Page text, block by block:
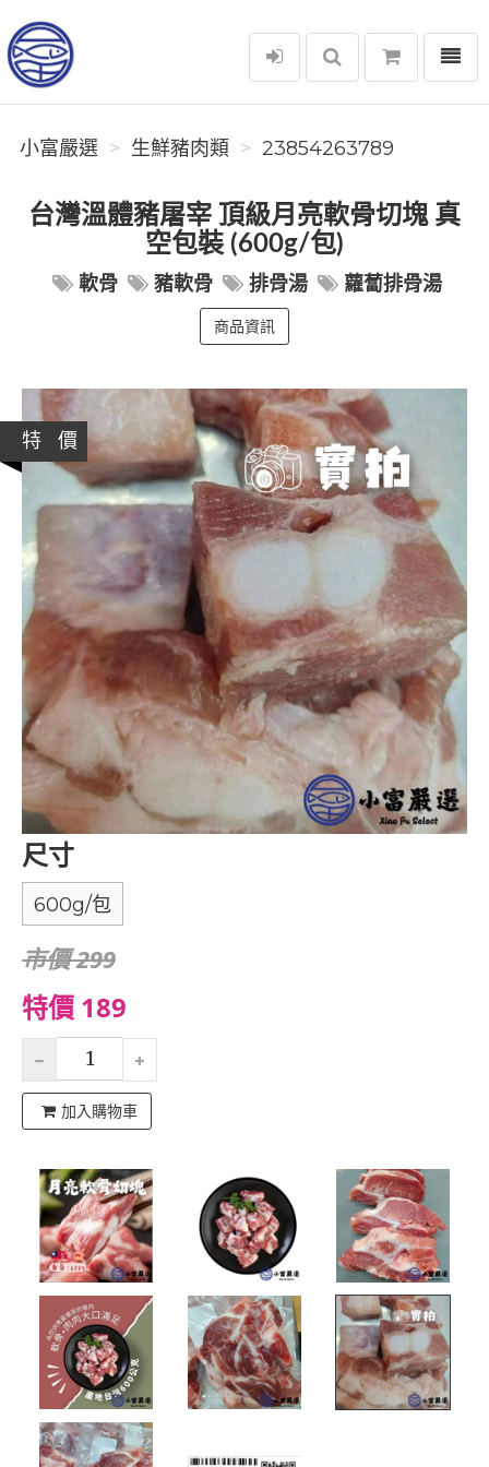
小富嚴選
選單
小富嚴選 生鮮豬肉類 23854263789
台灣溫體豬屠宰 頂級月亮軟骨切塊 真
空包裝 (600g/包)
軟骨 豬軟骨 排骨湯 蘿蔔排骨湯
商品資訊
特 價
尺寸
600g/包
市價 299
特價 189
加入購物車